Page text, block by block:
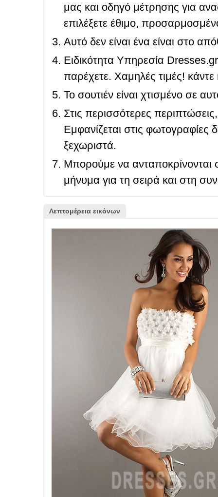
μας και οδηγό μέτρησης για
επιλέξετε έθιμο,
Αυτό δεν είναι ένα είναι στο
Ειδικότητα Υπηρεσία
παρέχετε. Χαμηλές τιμές! κάντε
Το σουτιέν είναι χτισμένο σε
Στις περισσότερες
Εμφανίζεται στις φωτογραφίες
ξεχωριστά.
Μπορούμε να ανταποκρίνονται
μήνυμα για τη σειρά και στη
Λεπτομέρεια εικόνων